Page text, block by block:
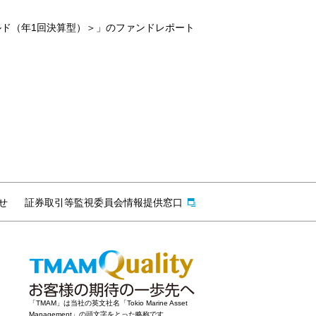
（年1回決算型）＞」のファンドレポート
証券取引等監視委員会情報提供窓口
「TMAM」は当社の英文社名「Tokio Marine Asset
Management」の頭文字をとった略称です。